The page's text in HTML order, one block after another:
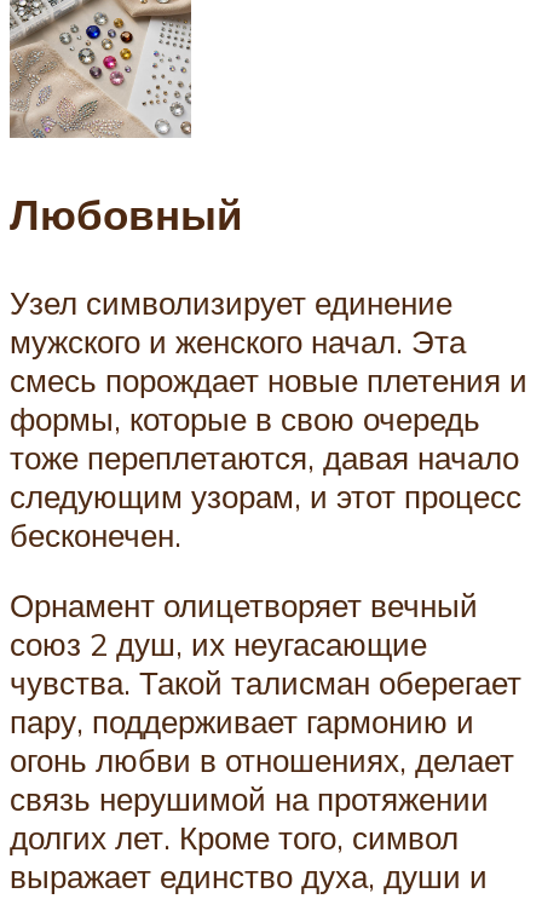
Любовный
Узел символизирует единение
мужского и женского начал. Эта
смесь порождает новые плетения и
формы, которые в свою очередь
тоже переплетаются, давая начало
следующим узорам, и этот процесс
бесконечен.
Орнамент олицетворяет вечный
союз 2 душ, их неугасающие
чувства. Такой талисман оберегает
пару, поддерживает гармонию и
огонь любви в отношениях, делает
связь нерушимой на протяжении
долгих лет. Кроме того, символ
выражает единство духа, души и